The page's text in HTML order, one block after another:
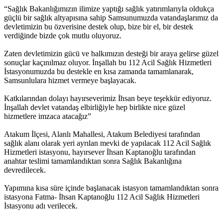
“Sağlık Bakanlığımızın ilimize yaptığı sağlık yatırımlarıyla oldukça
güçlü bir sağlık altyapısına sahip Samsunumuzda vatandaşlarımız da
devletimizin bu özverisine destek olup, bize bir el, bir destek
verdiğinde bizde çok mutlu oluyoruz.
Zaten devletimizin gücü ve halkımızın desteği bir araya gelirse güzel
sonuçlar kaçınılmaz oluyor. İnşallah bu 112 Acil Sağlık Hizmetleri
İstasyonumuzda bu destekle en kısa zamanda tamamlanarak,
Samsunlulara hizmet vermeye başlayacak.
Katkılarından dolayı hayırseverimiz İhsan beye teşekkür ediyoruz.
İnşallah devlet vatandaş elbirliğiyle hep birlikte nice güzel
hizmetlere imzaca atacağız”
Atakum İlçesi, Alanlı Mahallesi, Atakum Belediyesi tarafından
sağlık alanı olarak yeri ayrılan mevki de yapılacak 112 Acil Sağlık
Hizmetleri istasyonu, hayırsever İhsan Kaptanoğlu tarafından
anahtar teslimi tamamlandıktan sonra Sağlık Bakanlığına
devredilecek.
Yapımına kısa süre içinde başlanacak istasyon tamamlandıktan sonra
istasyona Fatma- İhsan Kaptanoğlu 112 Acil Sağlık Hizmetleri
İstasyonu adı verilecek.